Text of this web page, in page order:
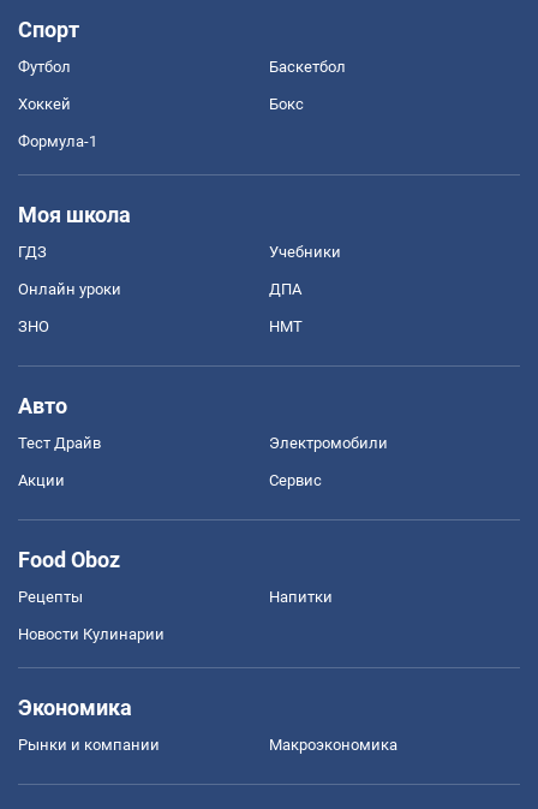
Спорт
Футбол Баскетбол
Хоккей Бокс
Формула-1
Моя школа
ГДЗ Учебники
Онлайн уроки ДПА
ЗНО НМТ
Авто
Тест Драйв Электромобили
Акции Сервис
Food Oboz
Рецепты Напитки
Новости Кулинарии
Экономика
Рынки и компании Mакроэкономика